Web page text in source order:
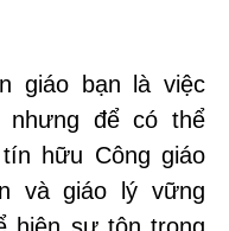
giáo bạn là việc
nhưng để có thể
hữu Công giáo
và giáo lý vững